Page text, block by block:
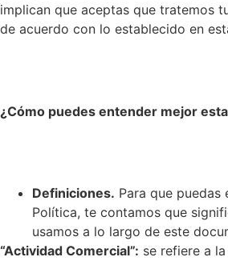
implican que aceptas que tratemos
de acuerdo con lo establecido en
¿Cómo puedes entender mejor
Definiciones. Para que puedas
Política, te contamos que
usamos a lo largo de este
“Actividad Comercial”: se refiere a